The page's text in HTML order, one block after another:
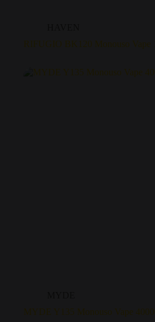
RIFUGIO BK120 Monouso Vape
MYDE Y135 Monouso Vape